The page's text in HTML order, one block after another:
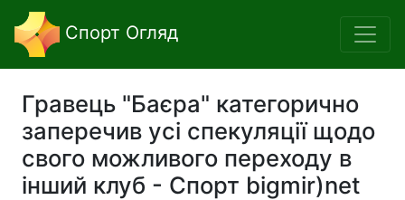
Спорт Огляд
Гравець "Баєра" категорично
заперечив усі спекуляції щодо
свого можливого переходу в
інший клуб - Спорт bigmir)net